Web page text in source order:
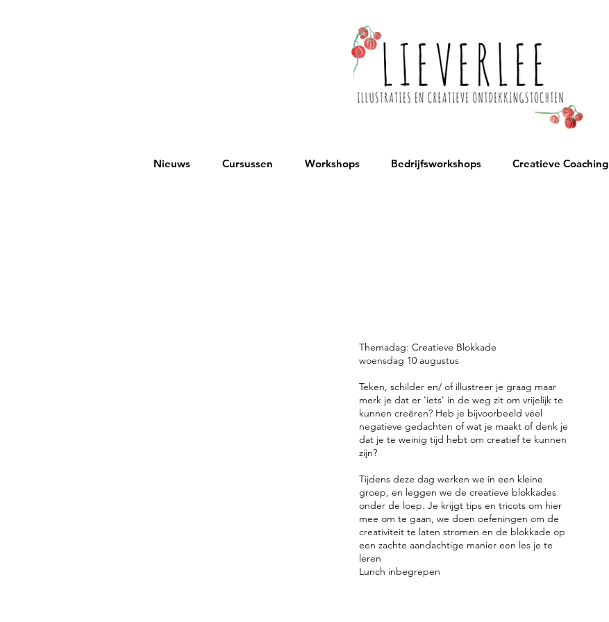
Nieuws Cursussen Workshops Bedrijfsworkshops Creatieve Coaching
Themadag: Creatieve Blokkade
woensdag 10 augustus
Teken, schilder en/ of illustreer je graag maar
merk je dat er 'iets' in de weg zit om vrijelijk te
kunnen creëren? Heb je bijvoorbeeld veel
negatieve gedachten of wat je maakt of denk je
dat je te weinig tijd hebt om creatief te kunnen
zijn?
Tijdens deze dag werken we in een kleine
groep, en leggen we de creatieve blokkades
onder de loep. Je krijgt tips en tricots om hier
mee om te gaan, we doen oefeningen om de
creativiteit te laten stromen en de blokkade op
een zachte aandachtige manier een les je te
leren
Lunch inbegrepen